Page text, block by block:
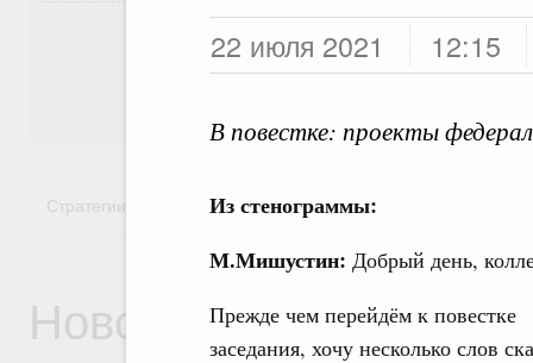
22 июля 2021 12:15
В повестке: проекты
Из стенограммы:
М.Мишустин: Добрый день,
Прежде чем перейдём к повестке
заседания, хочу несколько слов
Здоровье
Образование
Культура
Стратегии Государственные программы
Новости